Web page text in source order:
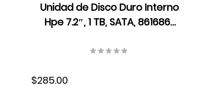
Unidad de Disco Duro Interno
Hpe 7.2″, 1 TB, SATA, 861686-
$285.00